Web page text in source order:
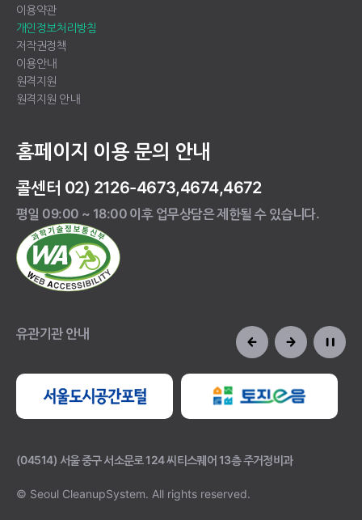
이용약관
개인정보처리방침
저작권정책
이용안내
원격지원
원격지원 안내
홈페이지 이용 문의 안내
콜센터 02) 2126-4673,4674,4672
평일 09:00 ~ 18:00 이후 업무상담은 제한될 수 있습니다.
유관기관 안내
(04514) 서울 중구 서소문로 124 씨티스퀘어 13층 주거정비과
© Seoul CleanupSystem. All rights reserved.